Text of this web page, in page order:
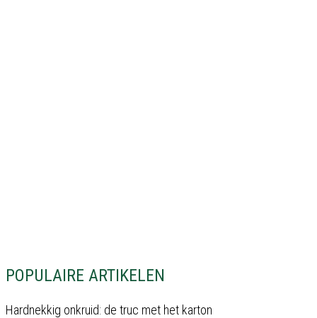
POPULAIRE ARTIKELEN
Hardnekkig onkruid: de truc met het karton